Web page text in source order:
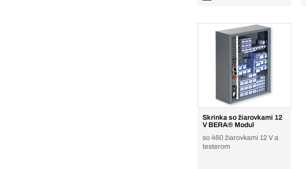
Skrinka so žiarovkami 12
V BERA® Modul
so 460 žiarovkami 12 V a
testerom